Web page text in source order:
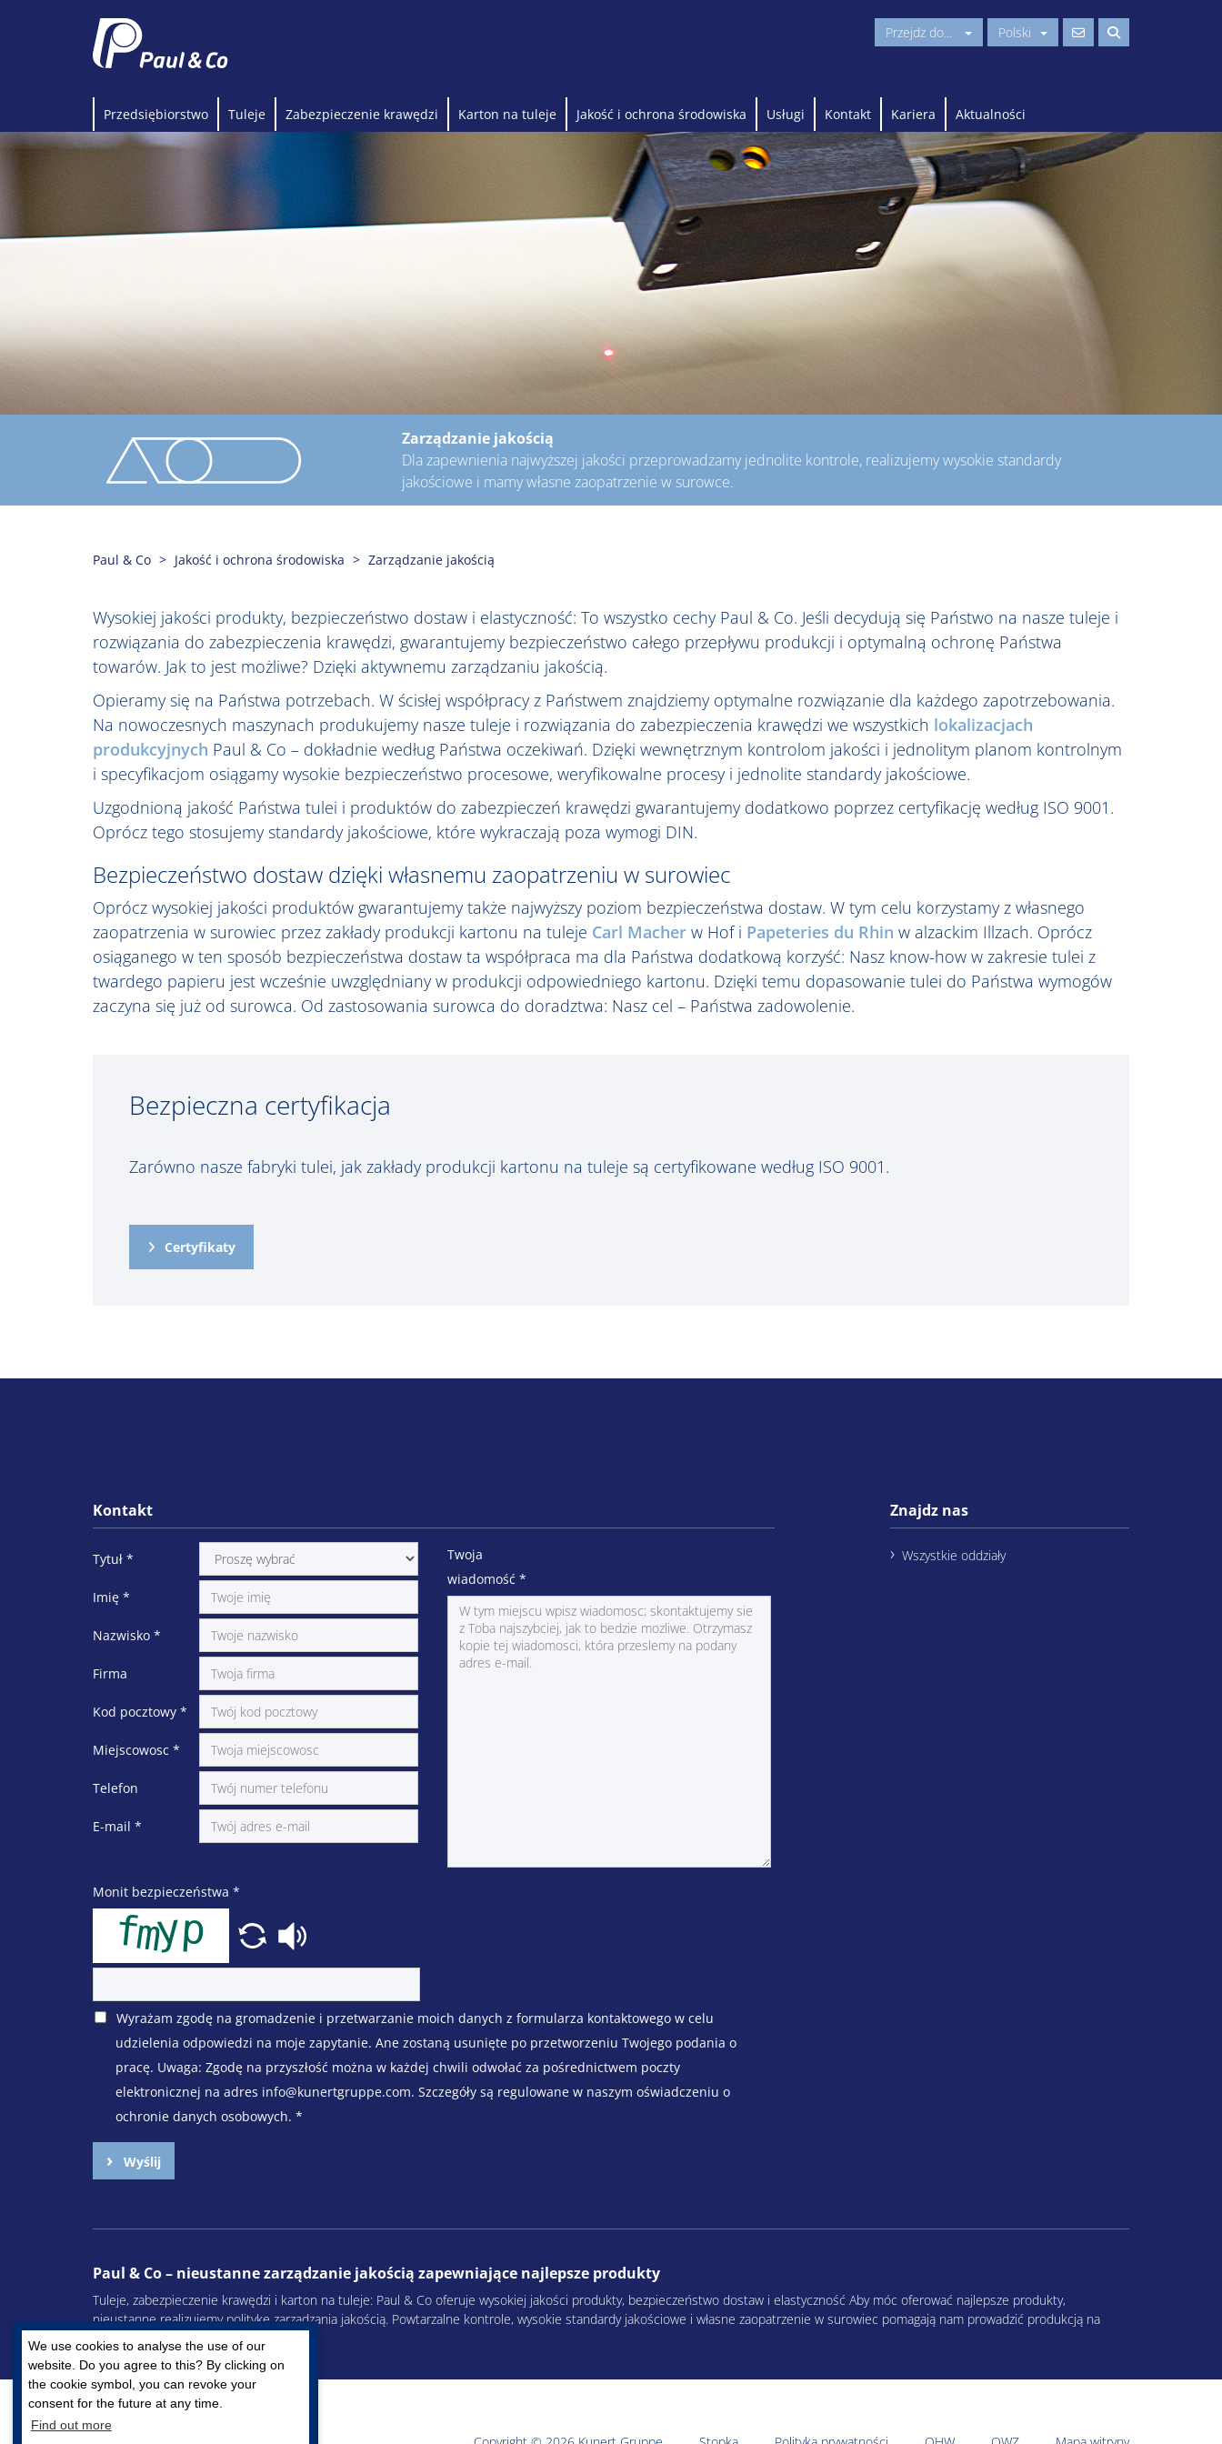
We use cookies to analyse the use of our
website. Do you agree to this? By clicking on
the cookie symbol, you can revoke your
consent for the future at any time.
Find out more
Przejdz do... Polski
Przedsiębiorstwo Tuleje Zabezpieczenie krawędzi Karton na tuleje Jakość i ochrona środowiska Usługi Kontakt Kariera Aktualności
Zarządzanie jakością
Dla zapewnienia najwyższej jakości przeprowadzamy jednolite kontrole, realizujemy wysokie standardy
jakościowe i mamy własne zaopatrzenie w surowce.
Paul & Co Jakość i ochrona środowiska Zarządzanie jakością
Wysokiej jakości produkty, bezpieczeństwo dostaw i elastyczność: To wszystko cechy Paul & Co. Jeśli decydują się Państwo na nasze tuleje i
rozwiązania do zabezpieczenia krawędzi, gwarantujemy bezpieczeństwo całego przepływu produkcji i optymalną ochronę Państwa
towarów. Jak to jest możliwe? Dzięki aktywnemu zarządzaniu jakością.
Opieramy się na Państwa potrzebach. W ścisłej współpracy z Państwem znajdziemy optymalne rozwiązanie dla każdego zapotrzebowania.
Na nowoczesnych maszynach produkujemy nasze tuleje i rozwiązania do zabezpieczenia krawędzi we wszystkich lokalizacjach
produkcyjnych Paul & Co – dokładnie według Państwa oczekiwań. Dzięki wewnętrznym kontrolom jakości i jednolitym planom kontrolnym
i specyfikacjom osiągamy wysokie bezpieczeństwo procesowe, weryfikowalne procesy i jednolite standardy jakościowe.
Uzgodnioną jakość Państwa tulei i produktów do zabezpieczeń krawędzi gwarantujemy dodatkowo poprzez certyfikację według ISO 9001.
Oprócz tego stosujemy standardy jakościowe, które wykraczają poza wymogi DIN.
Bezpieczeństwo dostaw dzięki własnemu zaopatrzeniu w surowiec
Oprócz wysokiej jakości produktów gwarantujemy także najwyższy poziom bezpieczeństwa dostaw. W tym celu korzystamy z własnego
zaopatrzenia w surowiec przez zakłady produkcji kartonu na tuleje Carl Macher w Hof i Papeteries du Rhin w alzackim Illzach. Oprócz
osiąganego w ten sposób bezpieczeństwa dostaw ta współpraca ma dla Państwa dodatkową korzyść: Nasz know-how w zakresie tulei z
twardego papieru jest wcześnie uwzględniany w produkcji odpowiedniego kartonu. Dzięki temu dopasowanie tulei do Państwa wymogów
zaczyna się już od surowca. Od zastosowania surowca do doradztwa: Nasz cel – Państwa zadowolenie.
Bezpieczna certyfikacja
Zarówno nasze fabryki tulei, jak zakłady produkcji kartonu na tuleje są certyfikowane według ISO 9001.
Certyfikaty
Kontakt
Tytuł *
Imię *
Nazwisko *
Firma
Kod pocztowy *
Miejscowosc *
Telefon
E-mail *
Twoja
wiadomość *
Monit bezpieczeństwa *
Wyrażam zgodę na gromadzenie i przetwarzanie moich danych z formularza kontaktowego w celu
udzielenia odpowiedzi na moje zapytanie. Ane zostaną usunięte po przetworzeniu Twojego podania o
pracę. Uwaga: Zgodę na przyszłość można w każdej chwili odwołać za pośrednictwem poczty
elektronicznej na adres info@kunertgruppe.com. Szczegóły są regulowane w naszym oświadczeniu o
ochronie danych osobowych. *
Wyślij
Znajdz nas
Wszystkie oddziały
Paul & Co – nieustanne zarządzanie jakością zapewniające najlepsze produkty
Tuleje, zabezpieczenie krawędzi i karton na tuleje: Paul & Co oferuje wysokiej jakości produkty, bezpieczeństwo dostaw i elastyczność Aby móc oferować najlepsze produkty,
nieustanne realizujemy politykę zarządzania jakością. Powtarzalne kontrole, wysokie standardy jakościowe i własne zaopatrzenie w surowiec pomagają nam prowadzić produkcją na
najwyższym poziomie.